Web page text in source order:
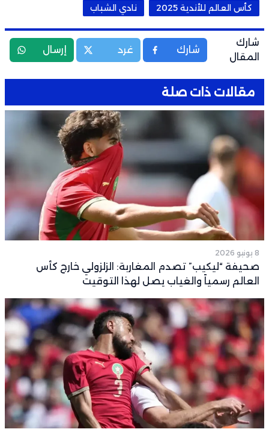
كأس العالم للأندية 2025
نادي الشباب
شارك
المقال
شارك غرد إرسال
مقالات ذات صلة
8 يونيو 2026
صحيفة “ليكيب” تصدم المغاربة: الزلزولي خارج كأس
العالم رسمياً والغياب يصل لهذا التوقيت